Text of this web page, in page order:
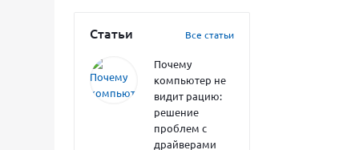
Статьи Все статьи
Почему
компьютер не
видит рацию:
решение
проблем с
драйверами